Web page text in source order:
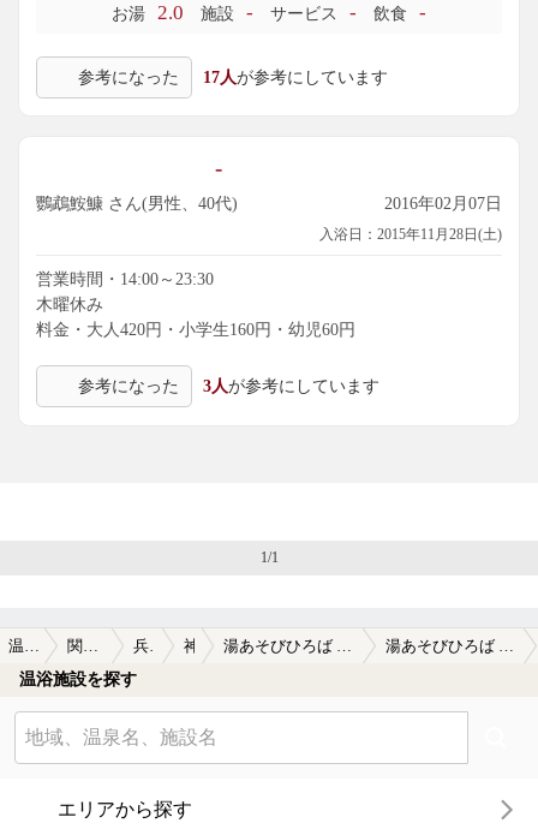
お湯 2.0 施設 - サービス - 飲食 -
参考になった 17人が参考にしています
-
鸚鵡鮟鱇 さん(男性、40代) 2016年02月07日
入浴日：2015年11月28日(土)
営業時間・14:00～23:30
木曜休み
料金・大人420円・小学生160円・幼児60円
参考になった 3人が参考にしています
1/1
温泉TOP 関西(近畿) 兵庫県 神戸 湯あそびひろば ゆぇ～ぶ・なぐら 湯あそびひろば ゆぇ～ぶ・なぐらの口コミ一覧
温浴施設を探す
エリアから探す